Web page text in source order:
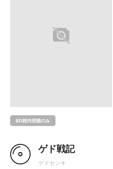
BD館内視聴のみ
ゲド戦記
ゲドセンキ